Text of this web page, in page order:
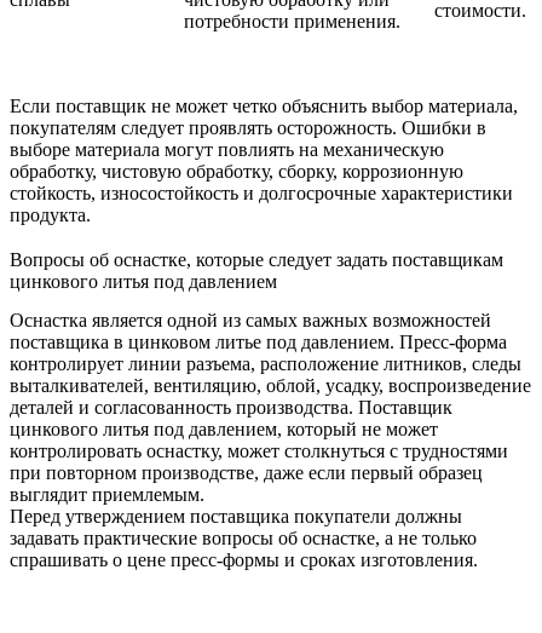
потребности применения.
стоимости.
Если поставщик не может четко объяснить выбор материала,
покупателям следует проявлять осторожность. Ошибки в
выборе материала могут повлиять на механическую
обработку, чистовую обработку, сборку, коррозионную
стойкость, износостойкость и долгосрочные характеристики
продукта.
Вопросы об оснастке, которые следует задать поставщикам
цинкового литья под давлением
Оснастка является одной из самых важных возможностей
поставщика в цинковом литье под давлением. Пресс-форма
контролирует линии разъема, расположение литников, следы
выталкивателей, вентиляцию, облой, усадку, воспроизведение
деталей и согласованность производства. Поставщик
цинкового литья под давлением, который не может
контролировать оснастку, может столкнуться с трудностями
при повторном производстве, даже если первый образец
выглядит приемлемым.
Перед утверждением поставщика покупатели должны
задавать практические вопросы об оснастке, а не только
спрашивать о цене пресс-формы и сроках изготовления.